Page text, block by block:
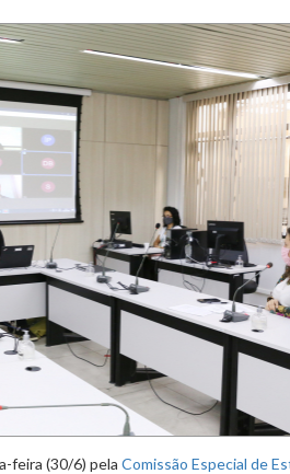
feira (30/6) pela Comissão Especial de